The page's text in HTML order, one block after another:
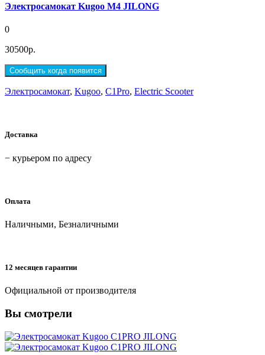
Электросамокат Kugoo M4 JILONG
0
30500р.
Сообщить когда появится
Электросамокат, Kugoo, C1Pro, Electric Scooter
Доставка
− курьером по адресу
Оплата
Наличными, Безналичными
12 месяцев гарантии
Официальной от производителя
Вы смотрели